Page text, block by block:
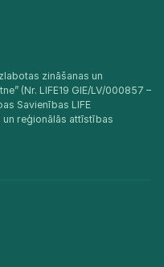
zināšanas un
(Nr. LIFE19 GIE/LV/000857 –
Savienības LIFE
reģionālās attīstības